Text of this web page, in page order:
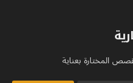
المختارة بعناية